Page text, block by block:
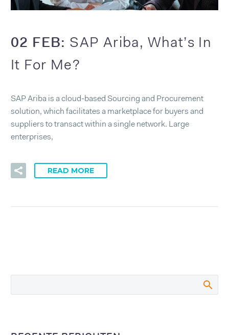
02 FEB: SAP Ariba, What’s In
It For Me?
SAP Ariba is a cloud-based Sourcing and Procurement
solution, which facilitates a marketplace for buyers and
suppliers to transact within a single network. Large
enterprises,
READ MORE